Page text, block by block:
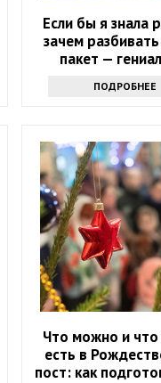
Если бы я знала
зачем
пакет —
ПОДРОБНЕЕ
Что можно и что
есть в
пост: как